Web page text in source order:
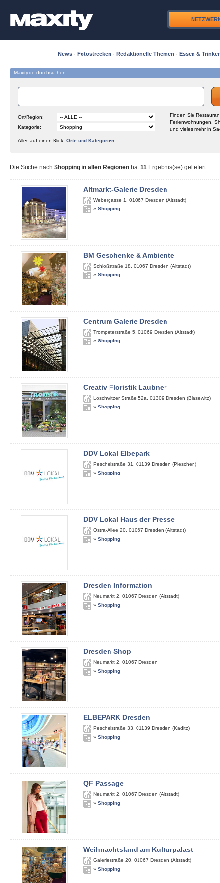
News · Fotostrecken · Redaktionelle Themen · Essen &
Maxity.de durchsuchen
Ort/Region:
Kategorie:
Finden Sie
Ferienwohnungen,
und vieles mehr in
Alles auf einen Blick: Orte und Kategorien
Die Suche nach Shopping in allen Regionen hat11 Ergebnis(se) geliefert:
Altmarkt-Galerie Dresden
Webergasse 1 01067 Dresden (Altstadt)
» Shopping
BM Geschenke & Ambiente
Schloßstraße 18 01067 Dresden (Altstadt)
» Shopping
Centrum Galerie Dresden
Trompeterstraße 5 01069 Dresden (Altstadt)
» Shopping
Creativ Floristik Laubner
Loschwitzer Straße 52a 01309 Dresden (Blasewitz)
» Shopping
DDV Lokal Elbepark
Peschelstraße 31 01139 Dresden (Pieschen)
» Shopping
DDV Lokal Haus der Presse
Ostra-Allee 20 01067 Dresden (Altstadt)
» Shopping
Dresden Information
Neumarkt 2 01067 Dresden (Altstadt)
» Shopping
Dresden Shop
Neumarkt 2 01067 Dresden
» Shopping
ELBEPARK Dresden
Peschelstraße 33 01139 Dresden (Kaditz)
» Shopping
QF Passage
Neumarkt 2 01067 Dresden (Altstadt)
» Shopping
Weihnachtsland am Kulturpalast
Galeriestraße 20 01067 Dresden (Altstadt)
» Shopping